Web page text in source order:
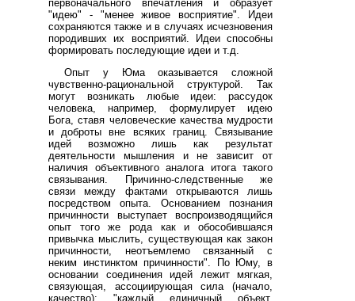
первоначального впечатления и образует
"идею" - "менее живое восприятие". Идеи
сохраняются также и в случаях исчезновения
породивших их восприятий. Идеи способны
формировать последующие идеи и т.д.
Опыт у Юма оказывается сложной
чувственно-рациональной структурой. Так
могут возникать любые идеи: рассудок
человека, например, формулирует идею
Бога, ставя человеческие качества мудрости
и доброты вне всяких границ. Связывание
идей возможно лишь как результат
деятельности мышления и не зависит от
наличия объективного аналога итога такого
связывания. Причинно-следственные же
связи между фактами открываются лишь
посредством опыта. Основанием познания
причинности выступает воспроизводящийся
опыт того же рода как и обособившаяся
привычка мыслить, существующая как закон
причинности, неотъемлемо связанный с
неким инстинктом причинности". По Юму, в
основании соединения идей лежит мягкая,
связующая, ассоциирующая сила (начало,
качество): "каждый единичный объект,